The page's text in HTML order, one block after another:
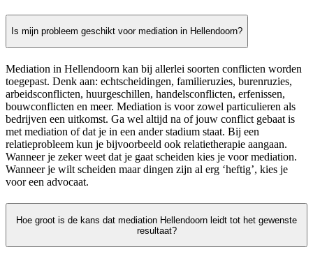
Is mijn probleem geschikt voor mediation in Hellendoorn?
Mediation in Hellendoorn kan bij allerlei soorten conflicten worden
toegepast. Denk aan: echtscheidingen, familieruzies, burenruzies,
arbeidsconflicten, huurgeschillen, handelsconflicten, erfenissen,
bouwconflicten en meer. Mediation is voor zowel particulieren als
bedrijven een uitkomst. Ga wel altijd na of jouw conflict gebaat is
met mediation of dat je in een ander stadium staat. Bij een
relatieprobleem kun je bijvoorbeeld ook relatietherapie aangaan.
Wanneer je zeker weet dat je gaat scheiden kies je voor mediation.
Wanneer je wilt scheiden maar dingen zijn al erg ‘heftig’, kies je
voor een advocaat.
Hoe groot is de kans dat mediation Hellendoorn leidt tot het gewenste
resultaat?